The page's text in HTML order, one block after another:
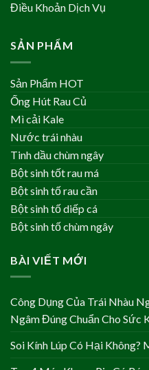
Điều Khoản Dịch Vụ
SẢN PHẨM
Sản Phẩm HOT
Ống Hút Rau Củ
Mì cải Kale
Nước trái nhàu
Tinh dầu chùm ngây
Bột sinh tốt rau má
Bột sinh tố rau cần
Bột sinh tố diếp cá
Bột sinh tố chùm ngây
BÀI VIẾT MỚI
Công Dụng Của Trái Nhàu
Ngâm Đúng Chuẩn Cho Sức
Soi Kính Lúp Có Hại Không?